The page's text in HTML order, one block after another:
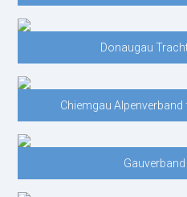
Donaugau
Chiemgau Alpenverband